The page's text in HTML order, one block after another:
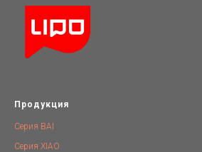
Продукция
Серия BAI
Серия XIAO